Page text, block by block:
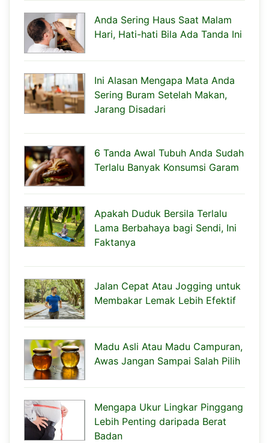
Anda Sering Haus Saat Malam
Hari, Hati-hati Bila Ada Tanda Ini
Ini Alasan Mengapa Mata Anda
Sering Buram Setelah Makan,
Jarang Disadari
6 Tanda Awal Tubuh Anda Sudah
Terlalu Banyak Konsumsi Garam
Apakah Duduk Bersila Terlalu
Lama Berbahaya bagi Sendi, Ini
Faktanya
Jalan Cepat Atau Jogging untuk
Membakar Lemak Lebih Efektif
Madu Asli Atau Madu Campuran,
Awas Jangan Sampai Salah Pilih
Mengapa Ukur Lingkar Pinggang
Lebih Penting daripada Berat
Badan